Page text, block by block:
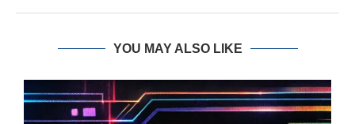
YOU MAY ALSO LIKE